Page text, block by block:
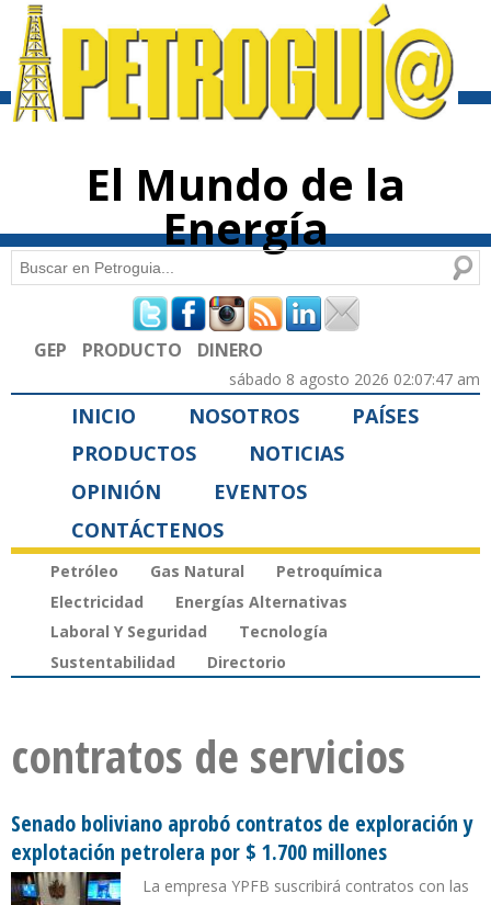
contenido
El Mundo de la
Energía
Formulario de búsqueda
Buscar
GEP PRODUCTO DINERO
sábado 8 agosto 2026 02:07:47 am
INICIO NOSOTROS
PAÍSES
PRODUCTOS
NOTICIAS
OPINIÓN
EVENTOS
CONTÁCTENOS
Petróleo Gas Natural
Petroquímica
Electricidad
Energías Alternativas
Laboral Y Seguridad
Tecnología
Sustentabilidad
Directorio
contratos de servicios
Senado boliviano aprobó contratos de exploración y
explotación petrolera por $ 1.700 millones
La empresa YPFB suscribirá contratos con las